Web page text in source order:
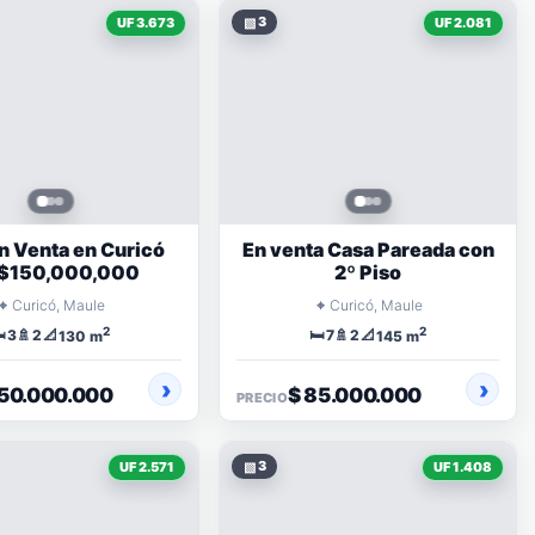
UF 3.673
Venta en Curicó
⌖ Curicó, Maule
3🚿 2📐130 m2
▧3 UF 2.081
En venta Casa Pareada con
2º Piso
⌖ Curicó, Maule
🛏️7🚿 2📐145 m2
PRECIO$ 85.000.000
UF 2.571 ▧3 UF 1.408